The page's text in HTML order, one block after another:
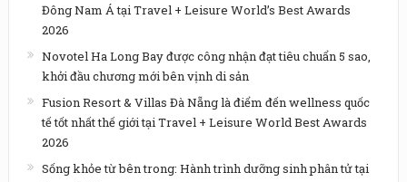
Đông Nam Á tại Travel + Leisure World’s Best Awards
2026
Novotel Ha Long Bay được công nhận đạt tiêu chuẩn 5 sao,
khởi đầu chương mới bên vịnh di sản
Fusion Resort & Villas Đà Nẵng là điểm đến wellness quốc
tế tốt nhất thế giới tại Travel + Leisure World Best Awards
2026
Sống khỏe từ bên trong: Hành trình dưỡng sinh phân tử tại